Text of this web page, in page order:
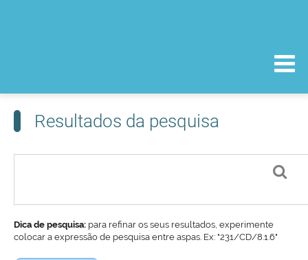
Resultados da pesquisa
Dica de pesquisa: para refinar os seus resultados, experimente
colocar a expressão de pesquisa entre aspas. Ex: "231/CD/8.1.6"